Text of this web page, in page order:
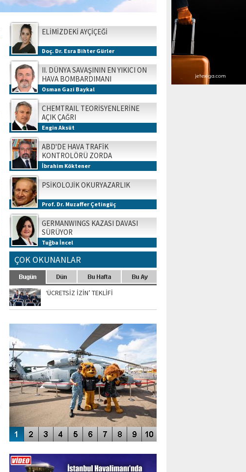
ELİMİZDEKİ AYÇİÇEĞİ
Doç. Dr. Esra Bihter Gürler
II. DÜNYA SAVAŞININ EN YIKICI ON
HAVA BOMBARDIMANI
Osman Gazi Baykal
CHEMTRAIL TEORİSYENLERİNE
AÇIK ÇAĞRI
Engin Aksüt
ABD'DE HAVA TRAFİK
KONTROLÖRÜ ZORDA
İbrahim Köktener
PSİKOLOJİK OKURYAZARLIK
Prof. Dr. Muzaffer Çetingüç
GERMANWINGS KAZASI DAVASI
SÜRÜYOR
Tuğba İncel
ÇOK OKUNANLAR
‘ÜCRETSİZ İZİN’ TEKLİFİ
SİNGAPUR AIRSHOW-2020
ENGELLERİN AŞILDIĞI HAVALİMANI